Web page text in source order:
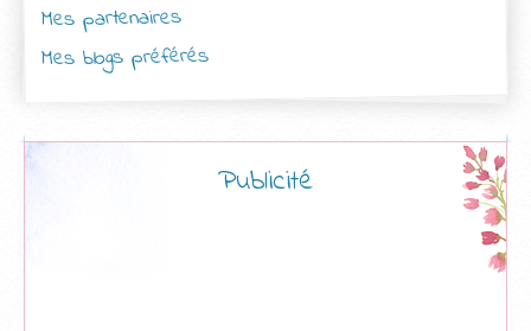
Mes partenaires
Mes blogs préférés
Publicité